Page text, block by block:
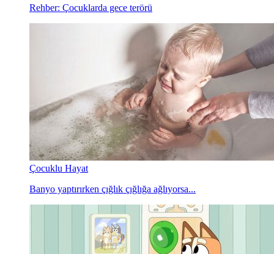
Rehber: Çocuklarda gece terörü
Çocuklu Hayat
Banyo yaptırırken çığlık çığlığa ağlıyorsa...